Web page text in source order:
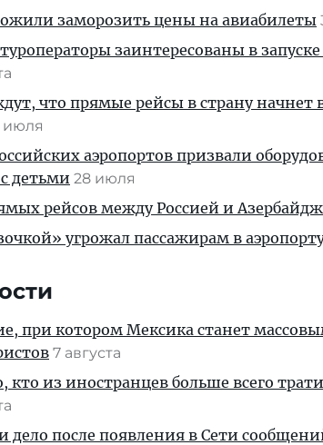
заморозить цены на авиабилеты
заинтересованы в
что прямые рейсы в страну начнет
июля
аэропортов призвали
детьми 28 июля
рейсов между Россией и
угрожал пассажирам в
при котором Мексика станет
7 августа
кто из иностранцев больше всего
дело после появления в Сети